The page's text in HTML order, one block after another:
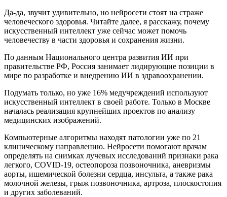
Да-да, звучит удивительно, но нейросети стоят на страже
человеческого здоровья. Читайте далее, я расскажу, почему
искусственный интеллект уже сейчас может помочь
человечеству в части здоровья и сохранения жизни.
По данным Национального центра развития ИИ при
правительстве РФ, Россия занимает лидирующие позиции в
мире по разработке и внедрению ИИ в здравоохранении.
Подумать только, но уже 16% медучреждений используют
искусственный интеллект в своей работе. Только в Москве
началась реализация крупнейших проектов по анализу
медицинских изображений.
Компьютерные алгоритмы находят патологии уже по 21
клиническому направлению. Нейросети помогают врачам
определять на снимках лучевых исследований признаки рака
легкого, COVID-19, остеопороза позвоночника, аневризмы
аорты, ишемической болезни сердца, инсульта, а также рака
молочной железы, грыж позвоночника, артроза, плоскостопия
и других заболеваний.